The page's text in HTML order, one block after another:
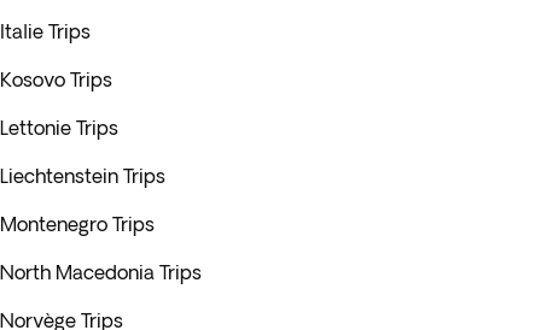
Italie Trips
Kosovo Trips
Lettonie Trips
Liechtenstein Trips
Montenegro Trips
North Macedonia Trips
Norvège Trips